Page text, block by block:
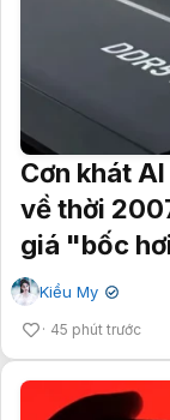
Cơn khát
về thời
giá "bốc
Kiều My ✔
45 phút trước